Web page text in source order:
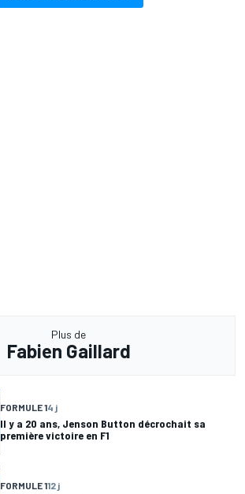
Plus de
Fabien Gaillard
FORMULE 14 j
Il y a 20 ans, Jenson Button décrochait sa
première victoire en F1
FORMULE 112 j